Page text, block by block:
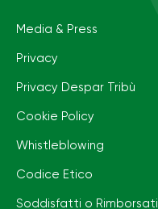
Media & Press
Privacy
Privacy Despar Tribù
Cookie Policy
Whistleblowing
Codice Etico
Soddisfatti o Rimborsati